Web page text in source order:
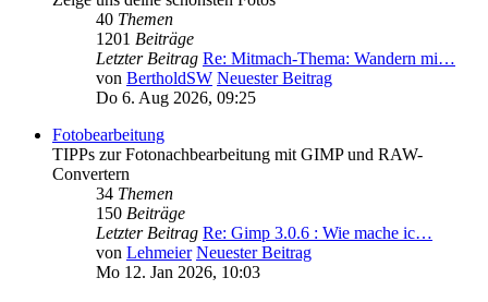
40 Themen
1201 Beiträge
Letzter Beitrag Re: Mitmach-Thema: Wandern mi…
von BertholdSW Neuester Beitrag
Do 6. Aug 2026, 09:25
Fotobearbeitung
TIPPs zur Fotonachbearbeitung mit GIMP und RAW-
Convertern
34 Themen
150 Beiträge
Letzter Beitrag Re: Gimp 3.0.6 : Wie mache ic…
von Lehmeier Neuester Beitrag
Mo 12. Jan 2026, 10:03